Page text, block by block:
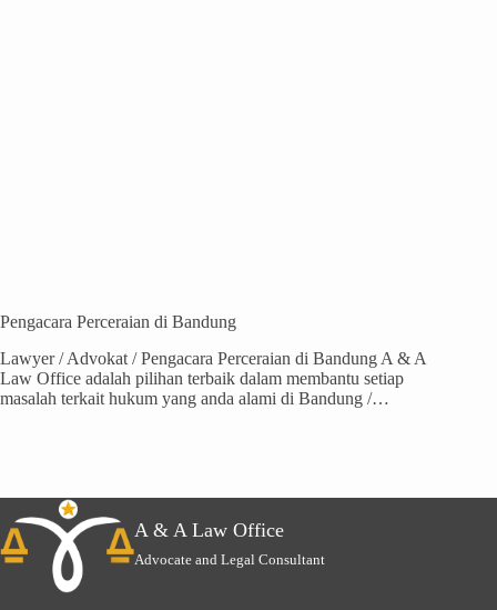
Pengacara Perceraian di Bandung
Lawyer / Advokat / Pengacara Perceraian di Bandung A & A
Law Office adalah pilihan terbaik dalam membantu setiap
masalah terkait hukum yang anda alami di Bandung /…
A & A Law Office
Advocate and Legal Consultant